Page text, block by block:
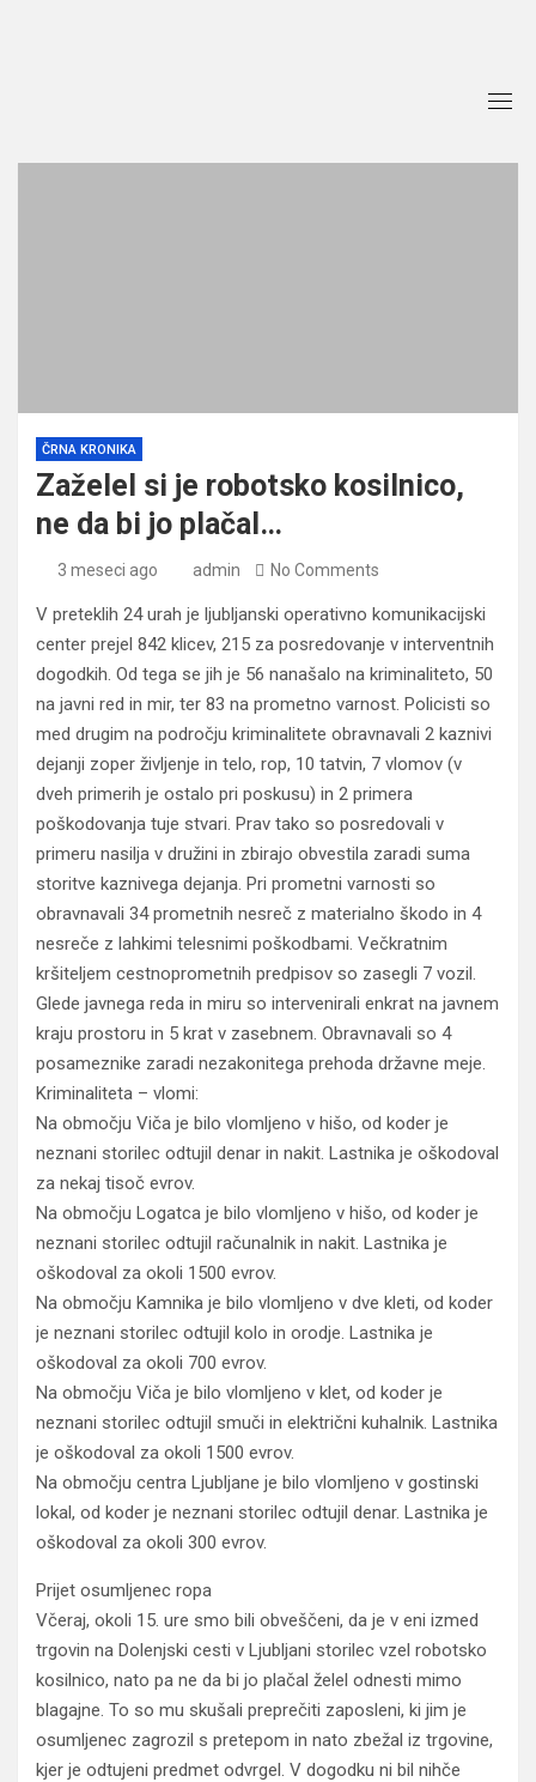
ČRNA KRONIKA
Zaželel si je robotsko kosilnico,
ne da bi jo plačal…
3 meseci ago admin No Comments
V preteklih 24 urah je ljubljanski operativno komunikacijski
center prejel 842 klicev, 215 za posredovanje v interventnih
dogodkih. Od tega se jih je 56 nanašalo na kriminaliteto, 50
na javni red in mir, ter 83 na prometno varnost. Policisti so
med drugim na področju kriminalitete obravnavali 2 kaznivi
dejanji zoper življenje in telo, rop, 10 tatvin, 7 vlomov (v
dveh primerih je ostalo pri poskusu) in 2 primera
poškodovanja tuje stvari. Prav tako so posredovali v
primeru nasilja v družini in zbirajo obvestila zaradi suma
storitve kaznivega dejanja. Pri prometni varnosti so
obravnavali 34 prometnih nesreč z materialno škodo in 4
nesreče z lahkimi telesnimi poškodbami. Večkratnim
kršiteljem cestnoprometnih predpisov so zasegli 7 vozil.
Glede javnega reda in miru so intervenirali enkrat na javnem
kraju prostoru in 5 krat v zasebnem. Obravnavali so 4
posameznike zaradi nezakonitega prehoda državne meje.
Kriminaliteta – vlomi:
Na območju Viča je bilo vlomljeno v hišo, od koder je
neznani storilec odtujil denar in nakit. Lastnika je oškodoval
za nekaj tisoč evrov.
Na območju Logatca je bilo vlomljeno v hišo, od koder je
neznani storilec odtujil računalnik in nakit. Lastnika je
oškodoval za okoli 1500 evrov.
Na območju Kamnika je bilo vlomljeno v dve kleti, od koder
je neznani storilec odtujil kolo in orodje. Lastnika je
oškodoval za okoli 700 evrov.
Na območju Viča je bilo vlomljeno v klet, od koder je
neznani storilec odtujil smuči in električni kuhalnik. Lastnika
je oškodoval za okoli 1500 evrov.
Na območju centra Ljubljane je bilo vlomljeno v gostinski
lokal, od koder je neznani storilec odtujil denar. Lastnika je
oškodoval za okoli 300 evrov.
Prijet osumljenec ropa
Včeraj, okoli 15. ure smo bili obveščeni, da je v eni izmed
trgovin na Dolenjski cesti v Ljubljani storilec vzel robotsko
kosilnico, nato pa ne da bi jo plačal želel odnesti mimo
blagajne. To so mu skušali preprečiti zaposleni, ki jim je
osumljenec zagrozil s pretepom in nato zbežal iz trgovine,
kjer je odtujeni predmet odvrgel. V dogodku ni bil nihče